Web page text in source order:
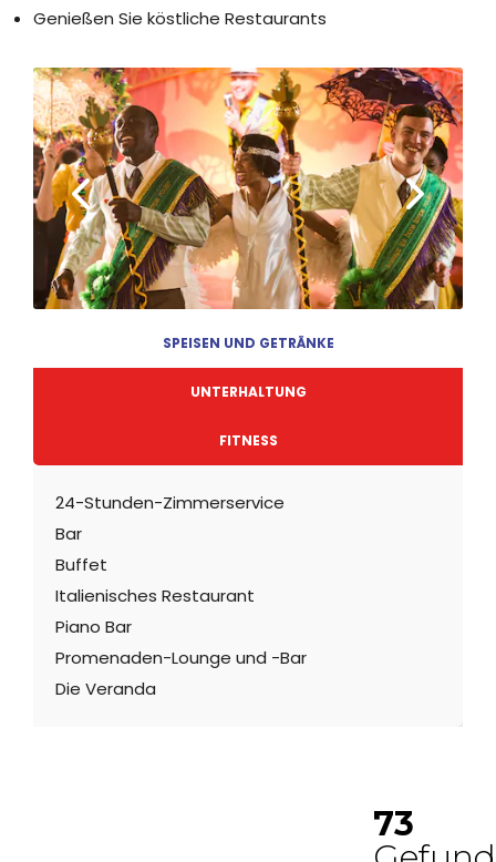
Genießen Sie köstliche Restaurants
SPEISEN UND GETRÄNKE
UNTERHALTUNG
FITNESS
24-Stunden-Zimmerservice
Bar
Buffet
Italienisches Restaurant
Piano Bar
Promenaden-Lounge und -Bar
Die Veranda